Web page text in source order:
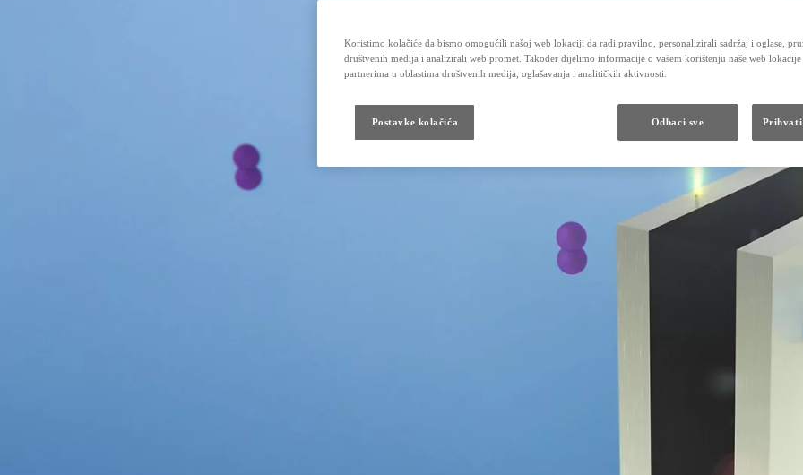
Obećanje Toyotinog servisa
Dodatna oprema i rezervni dijelovi
Dodatna oprema
Toyota Butik
Koristimo kolačiće da bismo omogućili našoj web lokaciji da radi pravilno, personalizirali sadržaj i oglase,
društvenih medija i analizirali web promet. Također dijelimo informacije o vašem korištenju naše web lokacije
partnerima u oblastima društvenih medija, oglašavanja i analitičkih aktivnosti.
Postavke kolačića Odbaci sve Prihvati